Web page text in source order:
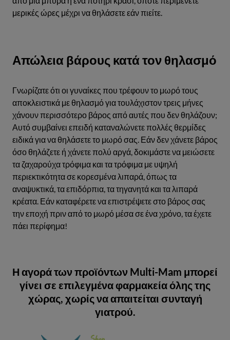
μερικές ώρες μέχρι να θηλάσετε εάν πιείτε.
Απώλεια βάρους κατά τον θηλασμό
Γνωρίζατε ότι οι γυναίκες που τρέφουν το μωρό τους
αποκλειστικά με θηλασμό για τουλάχιστον τρεις μήνες
χάνουν περισσότερο βάρος από αυτές που δεν θηλάζουν;
Αυτό συμβαίνει επειδή καταναλώνετε πολλές θερμίδες
ειδικά για να θηλάσετε το μωρό σας. Εάν δεν χάνετε βάρος
όσο θηλάζετε ή χάνετε πολύ αργά, δοκιμάστε να μειώσετε
τα ζαχαρούχα τρόφιμα και τα τρόφιμα με υψηλή
περιεκτικότητα σε κορεσμένα λιπαρά, όπως τα
αναψυκτικά, τα επιδόρπια, τα τηγανητά και τα λιπαρά
κρέατα. Εάν καταφέρετε να επιστρέψετε στο βάρος σας
την εποχή πριν από το μωρό μέσα σε ένα χρόνο, τα έχετε
πάει περίφημα!
Η αγορά των προϊόντων Multi-Mam μπορεί
γίνει σε επιλεγμένα φαρμακεία όλης της
χώρας, χωρίς να απαιτείται συνταγή
γιατρού.